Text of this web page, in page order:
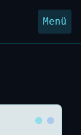
Menü